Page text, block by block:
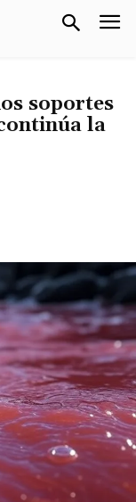
soportes
la